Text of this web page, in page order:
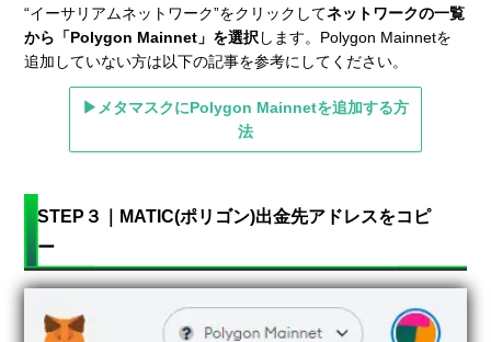
“イーサリアムネットワーク”をクリックしてネットワークの一覧
から「Polygon Mainnet」を選択 します。Polygon Mainnetを
追加していない方は以下の記事を参考にしてください。
▶メタマスクにPolygon Mainnetを追加する方
法
STEP３｜MATIC(ポリゴン)出金先アドレスをコピ
ー